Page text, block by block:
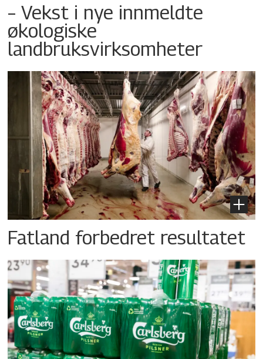
– Vekst i nye innmeldte
økologiske
landbruksvirksomheter
Fatland forbedret resultatet